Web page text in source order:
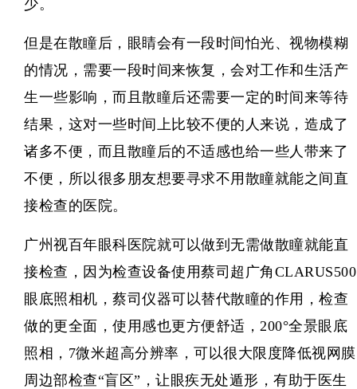
少。
但是在散瞳后，眼睛会有一段时间怕光、视物模糊
的情况，需要一段时间来恢复，会对工作和生活产
生一些影响，而且散瞳后还需要一定的时间来等待
结果，这对一些时间上比较不便的人来说，造成了
诸多不便，而且散瞳后的不适感也给一些人带来了
不便，所以很多朋友想要寻求不用散瞳就能之间直
接检查的医院。
广州 视百年眼科医院就可以做到无需做散瞳就能直
接检查，因为检查设备使用蔡司超广角CLARUS500
眼底照相机，蔡司仪器可以替代散瞳的作用，检查
做的更全面，使用感也更方便舒适，200°全景眼底
照相，7微米超高分辨率，可以很大限度降低视网膜
周边部检查“盲区”，让眼疾无处遁形，有助于医生